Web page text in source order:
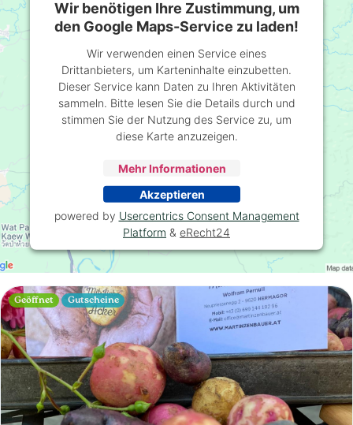
Geöffnet Gutscheine
Wir benötigen Ihre Zustimmung, um
den Google Maps-Service zu laden!
Wir verwenden einen Service eines
Drittanbieters, um Karteninhalte einzubetten.
Dieser Service kann Daten zu Ihren Aktivitäten
sammeln. Bitte lesen Sie die Details durch und
stimmen Sie der Nutzung des Service zu, um
diese Karte anzuzeigen.
Mehr Informationen
Akzeptieren
powered by Usercentrics Consent Management
Platform & eRecht24